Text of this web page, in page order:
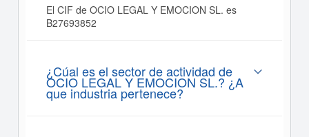
El CIF de OCIO LEGAL Y EMOCION SL. es
B27693852
¿Cúal es el sector de actividad de
OCIO LEGAL Y EMOCION SL.? ¿A
que industria pertenece?